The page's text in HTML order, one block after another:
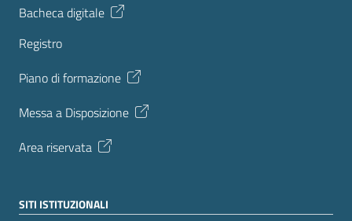
Bacheca digitale
Registro
Piano di formazione
Messa a Disposizione
Area riservata
SITI ISTITUZIONALI